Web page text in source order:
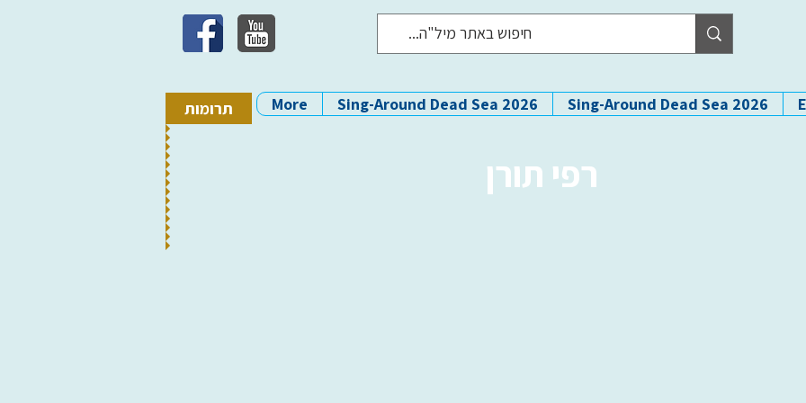
תרומות Sing-Around Dead Sea 2026
Sing-Around Dead Sea 2026
More
רפי תורן